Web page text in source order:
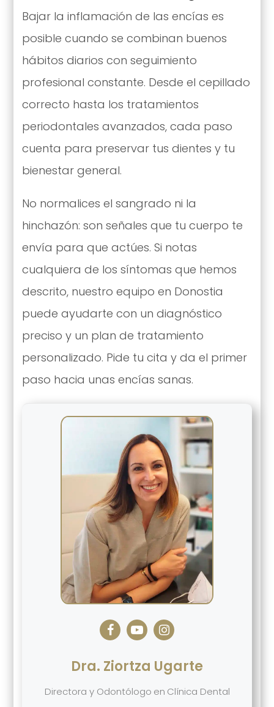
Bajar la inflamación de las encías es
posible cuando se combinan buenos
hábitos diarios con seguimiento
profesional constante. Desde el cepillado
correcto hasta los tratamientos
periodontales avanzados, cada paso
cuenta para preservar tus dientes y tu
bienestar general.
No normalices el sangrado ni la
hinchazón: son señales que tu cuerpo te
envía para que actúes. Si notas
cualquiera de los síntomas que hemos
descrito, nuestro equipo en Donostia
puede ayudarte con un diagnóstico
preciso y un plan de tratamiento
personalizado. Pide tu cita y da el primer
paso hacia unas encías sanas.
Dra. Ziortza Ugarte
Directora y Odontólogo en Clínica Dental